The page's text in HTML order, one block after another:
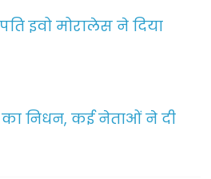
e
इवो मोरालेस ने दिया
का निधन, कई नेताओं ने दी